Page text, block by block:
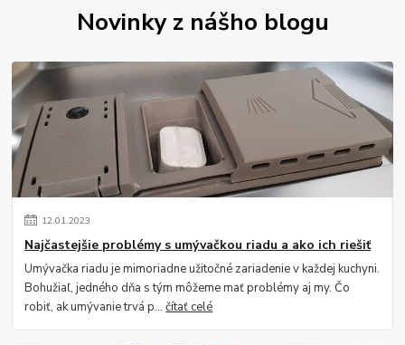
Novinky z nášho blogu
12.01.2023
Najčastejšie problémy s umývačkou riadu a ako ich riešiť
Umývačka riadu je mimoriadne užitočné zariadenie v každej kuchyni.
Bohužiaľ, jedného dňa s tým môžeme mať problémy aj my. Čo
robiť, ak umývanie trvá p...čítať celé